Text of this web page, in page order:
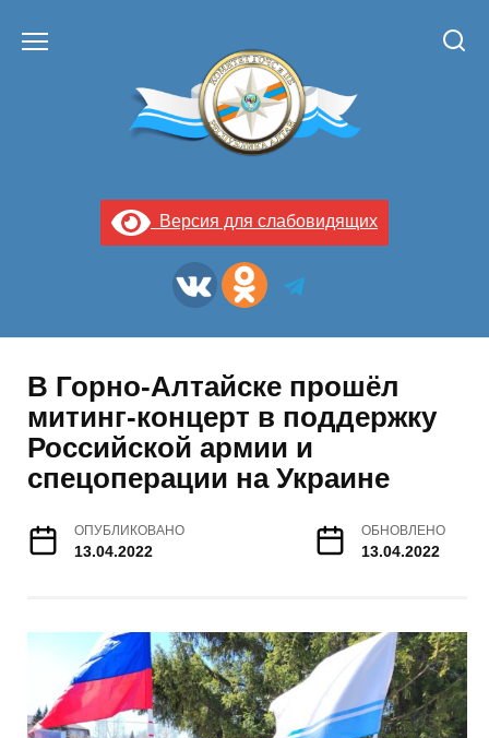
Версия для слабовидящих
В Горно-Алтайске прошёл
митинг-концерт в поддержку
Российской армии и
спецоперации на Украине
ОПУБЛИКОВАНО
13.04.2022
ОБНОВЛЕНО
13.04.2022